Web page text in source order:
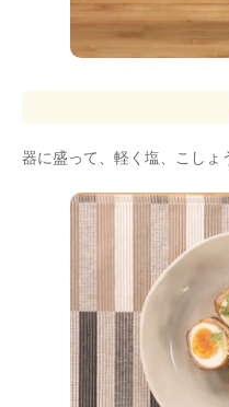
器に盛って、軽く塩、こしょ